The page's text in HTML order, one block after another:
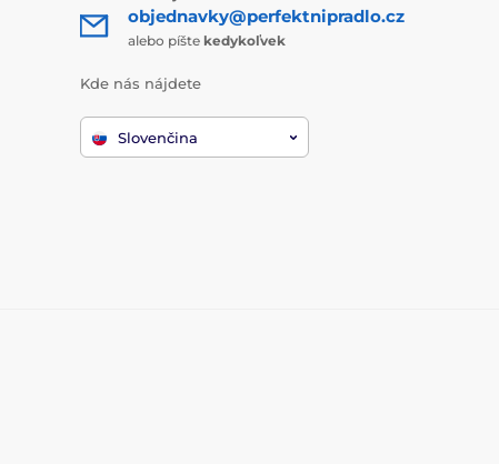
objednavky@perfektnipradlo.cz
alebo píšte kedykoľvek
Kde nás nájdete
Slovenčina